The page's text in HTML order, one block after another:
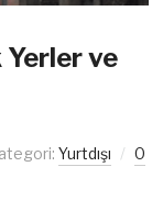
Yerler ve
Yurtdışı
0